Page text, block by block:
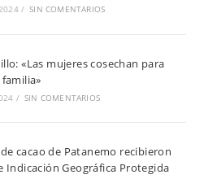
/ SIN COMENTARIOS
«Las mujeres cosechan para
/ SIN COMENTARIOS
cacao de Patanemo recibieron
Indicación Geográfica Protegida